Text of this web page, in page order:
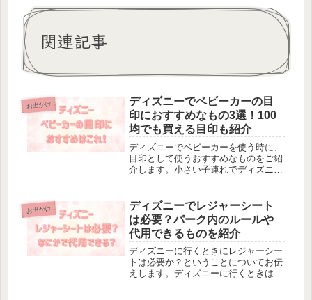
関連記事
お出かけ
ディズニーでベビーカーの目
印におすすめなもの3選！100
均でも買える目印も紹介
ディズニーでベビーカーを使う時に、
目印として使うおすすめなものをご紹
介します。小さい子連れでディズニー
ね。・同じようなベビーカーが多くて
どれが自分のかわからなくなる・どう
いうも...
お出かけ
ディズニーでレジャーシート
は必要？パーク内のルールや
代用できるものを紹介
ディズニーに行くときにレジャーシー
トは必要か？ということについてお伝
えします。ディズニーに行くときはな